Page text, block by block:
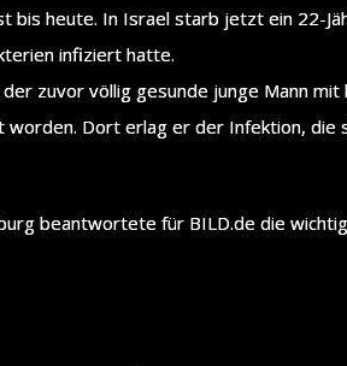
bis heute. In Israel starb jetzt ein 22-
infiziert hatte.
zuvor völlig gesunde junge Mann mit
worden. Dort erlag er der Infektion, die
beantwortete für BILD.de die